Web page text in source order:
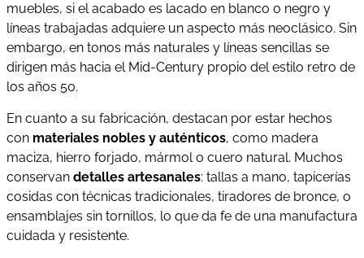
muebles, si el acabado es lacado en blanco o negro y
líneas trabajadas adquiere un aspecto más neoclásico. Sin
embargo, en tonos más naturales y líneas sencillas se
dirigen más hacia el Mid-Century propio del estilo retro de
los años 50.
En cuanto a su fabricación, destacan por estar hechos
con materiales nobles y auténticos, como madera
maciza, hierro forjado, mármol o cuero natural. Muchos
conservan detalles artesanales: tallas a mano, tapicerías
cosidas con técnicas tradicionales, tiradores de bronce, o
ensamblajes sin tornillos, lo que da fe de una manufactura
cuidada y resistente.